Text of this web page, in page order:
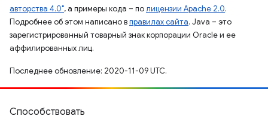
авторства 4.0", а примеры кода – полицензии Apache 2.0.
Подробнее об этом написано вправилах сайта. Java – это
зарегистрированный товарный знак корпорации Oracle и ее
аффилированных лиц.
Последнее обновление: 2020-11-09 UTC.
Способствовать